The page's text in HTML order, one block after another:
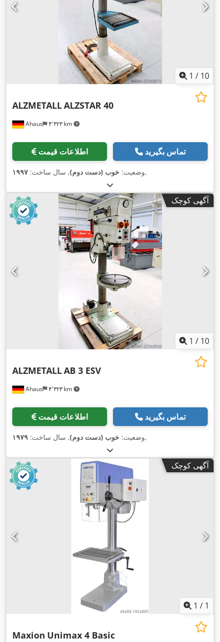
1 / 10
Ahaus ۴٬۳۲۳ km
ALZMETALLALZSTAR 40
اطلاعات قیمت تماس بگیرید
وضعیت: خوب (دست دوم), سال ساخت: ۱۹۹۷ ,
آگهی کوچک
1 / 10
Ahaus ۴٬۳۲۳ km
ALZMETALLAB 3 ESV
اطلاعات قیمت تماس بگیرید
وضعیت: خوب (دست دوم), سال ساخت: ۱۹۷۹ ,
آگهی کوچک
1 / 1
Maxion Unimax 4 Basic